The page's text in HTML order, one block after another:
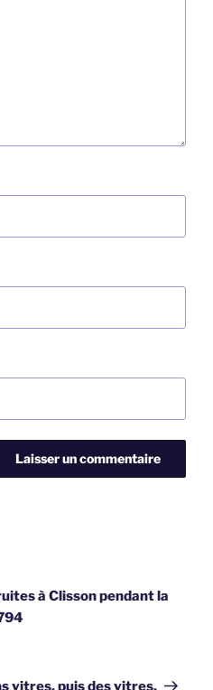
à Clisson pendant la
vitres, puis des vitres.